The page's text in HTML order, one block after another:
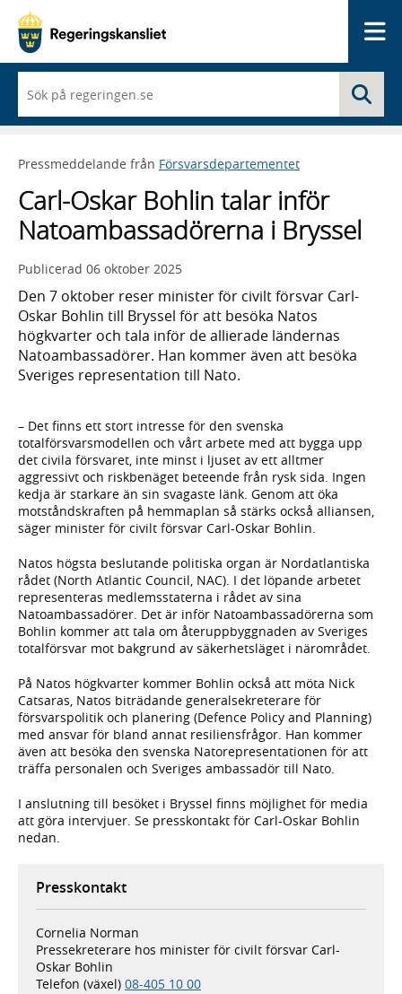
du
börjar
skriva
framträder
lista
med
sökförslag
Pressmeddelande från Försvarsdepartementet
Carl-Oskar Bohlin talar inför
Natoambassadörerna i Bryssel
Publicerad 06 oktober 2025
Den 7 oktober reser minister för civilt försvar Carl-
Oskar Bohlin till Bryssel för att besöka Natos
högkvarter och tala inför de allierade ländernas
Natoambassadörer. Han kommer även att besöka
Sveriges representation till Nato.
– Det finns ett stort intresse för den svenska
totalförsvarsmodellen och vårt arbete med att bygga upp
det civila försvaret, inte minst i ljuset av ett alltmer
aggressivt och riskbenäget beteende från rysk sida. Ingen
kedja är starkare än sin svagaste länk. Genom att öka
motståndskraften på hemmaplan så stärks också alliansen,
säger minister för civilt försvar Carl-Oskar Bohlin.
Natos högsta beslutande politiska organ är Nordatlantiska
rådet (North Atlantic Council, NAC). I det löpande arbetet
representeras medlemsstaterna i rådet av sina
Natoambassadörer. Det är inför Natoambassadörerna som
Bohlin kommer att tala om återuppbyggnaden av Sveriges
totalförsvar mot bakgrund av säkerhetsläget i närområdet.
På Natos högkvarter kommer Bohlin också att möta Nick
Catsaras, Natos biträdande generalsekreterare för
försvarspolitik och planering (Defence Policy and Planning)
med ansvar för bland annat resiliensfrågor. Han kommer
även att besöka den svenska Natorepresentationen för att
träffa personalen och Sveriges ambassadör till Nato.
I anslutning till besöket i Bryssel finns möjlighet för media
att göra intervjuer. Se presskontakt för Carl-Oskar Bohlin
nedan.
Presskontakt
Cornelia Norman
Pressekreterare hos minister för civilt försvar Carl-
Oskar Bohlin
Telefon (växel) 08-405 10 00